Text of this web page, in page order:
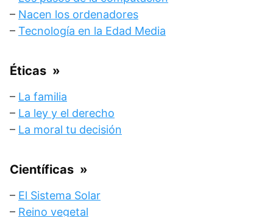
– Nacen los ordenadores
– Tecnología en la Edad Media
Éticas »
– La familia
– La ley y el derecho
– La moral tu decisión
Científicas »
– El Sistema Solar
– Reino vegetal